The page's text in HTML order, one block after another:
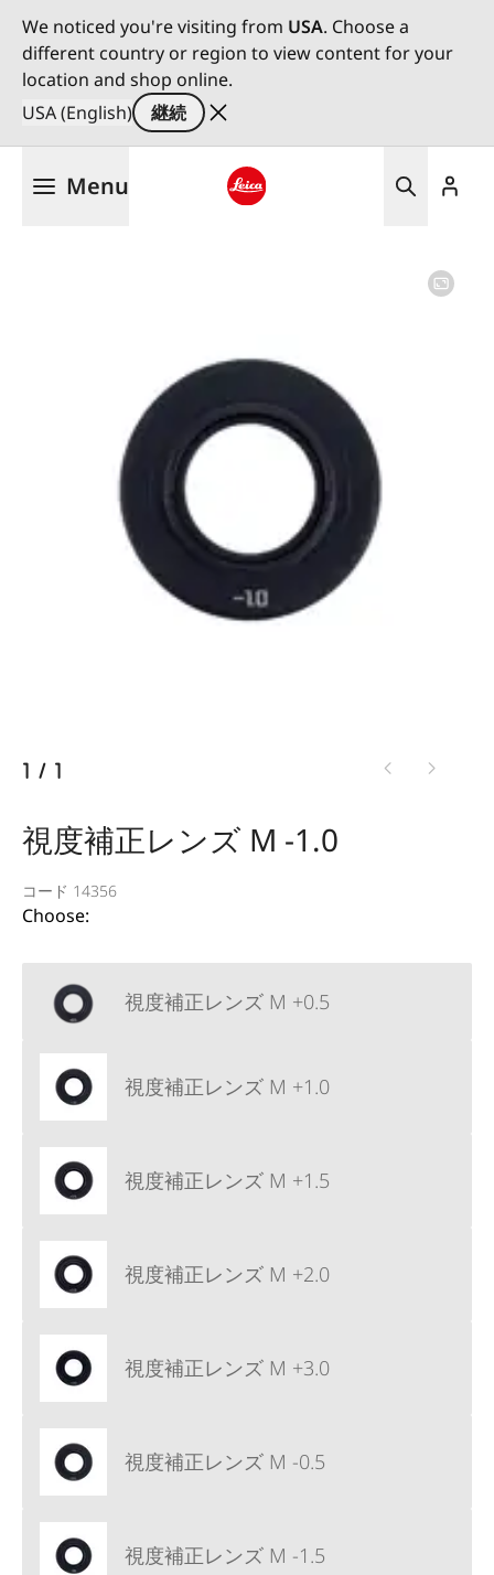
We noticed you're visiting from USA. Choose a
different country or region to view content for your
location and shop online.
USA (English)
継続
Menu
1 / 1
視度補正レンズ M -1.0
コード 14356
Choose:
視度補正レンズ M +0.5
視度補正レンズ M +1.0
視度補正レンズ M +1.5
視度補正レンズ M +2.0
視度補正レンズ M +3.0
視度補正レンズ M -0.5
視度補正レンズ M -1.5